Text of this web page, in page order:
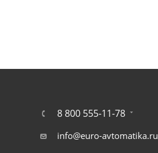
8 800 555-11-78
info@euro-avtomatika.ru